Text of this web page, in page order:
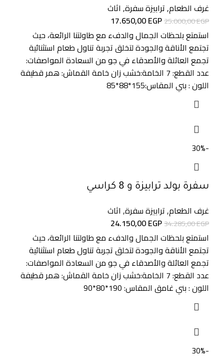
غرف الطعام,ترابيزة سفرة, اثاث
25.000,00EGP
17.650,00EGP
استمتع بلحظات الجمال والدفء مع طاولتنا الرائعة، حيث
تجتمع الأناقة والجودة لتخلق تجربة تناول طعام استثنائية
تجمع العائلة والأصدقاء في جو من السعادة المواصفات:
عدد القطع: 7 الخامة:خشب زان خامة القماش: همر قطيفة
اللون : بني المقاس:155*88*85
-30%
سفرة بولد ترابيزة و 8 كراسي
غرف الطعام,ترابيزة سفرة, اثاث
34.285,00EGP
24.150,00EGP
استمتع بلحظات الجمال والدفء مع طاولتنا الرائعة، حيث
تجتمع الأناقة والجودة لتخلق تجربة تناول طعام استثنائية
تجمع العائلة والأصدقاء في جو من السعادة المواصفات:
عدد القطع: 7 الخامة:خشب زان خامة القماش: همر قطيفة
اللون : بني غامق المقاس: 190*80*90
-30%